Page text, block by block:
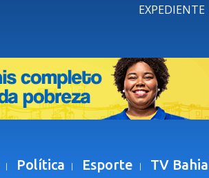
EXPEDIENTE
Política Esporte TV